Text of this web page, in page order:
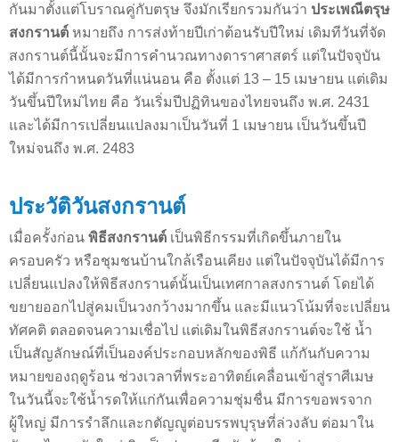
กันมาตั้งแต่โบราณคู่กับตรุษ จึงมักเรียกรวมกันว่า ประเพณีตรุษ
สงกรานต์ หมายถึง การส่งท้ายปีเก่าต้อนรับปีใหม่ เดิมทีวันที่จัด
สงกรานต์นี้นั้นจะมีการคำนวณทางดาราศาสตร์ แต่ในปัจจุบัน
ได้มีการกำหนดวันที่แน่นอน คือ ตั้งแต่ 13 – 15 เมษายน แต่เดิม
วันขึ้นปีใหม่ไทย คือ วันเริ่มปีปฏิทินของไทยจนถึง พ.ศ. 2431
และได้มีการเปลี่ยนแปลงมาเป็นวันที่ 1 เมษายน เป็นวันขึ้นปี
ใหม่จนถึง พ.ศ. 2483
ประวัติวันสงกรานต์
เมื่อครั้งก่อน พิธีสงกรานต์ เป็นพิธีกรรมที่เกิดขึ้นภายใน
ครอบครัว หรือชุมชนบ้านใกล้เรือนเคียง แต่ในปัจจุบันได้มีการ
เปลี่ยนแปลงให้พิธีสงกรานต์นั้นเป็นเทศกาลสงกรานต์ โดยได้
ขยายออกไปสู่คมเป็นวงกว้างมากขึ้น และมีแนวโน้มที่จะเปลี่ยน
ทัศคติ ตลอดจนความเชื่อไป แต่เดิมในพิธีสงกรานต์จะใช้ น้ำ
เป็นสัญลักษณ์ที่เป็นองค์ประกอบหลักของพิธี แก้กันกับความ
หมายของฤดูร้อน ช่วงเวลาที่พระอาทิตย์เคลื่อนเข้าสู่ราศีเมษ
ในวันนี้จะใช้น้ำรดให้แก่กันเพื่อความชุ่มชื่น มีการขอพรจาก
ผู้ใหญ่ มีการรำลึกและกตัญญูต่อบรรพบุรุษที่ล่วงลับ ต่อมาใน